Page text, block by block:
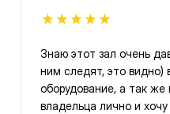
Знаю этот зал очень
ним следят, это видно)
оборудование, а так
владельца лично и